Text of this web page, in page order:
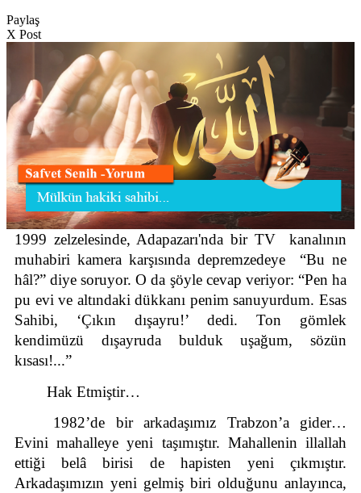
Paylaş
X Post
1999 zelzelesinde, Adapazarı'nda bir TV  kanalının
muhabiri kamera karşısında depremzedeye  “Bu ne
hâl?” diye soruyor. O da şöyle cevap veriyor: “Pen ha
pu evi ve altındaki dükkanı penim sanuyurdum. Esas
Sahibi, ‘Çıkın dışayru!’ dedi. Ton gömlek
kendimüzü dışayruda bulduk uşağum, sözün
kısası!...”
Hak Etmiştir…
1982’de bir arkadaşımız Trabzon’a gider…
Evini mahalleye yeni taşımıştır. Mahallenin illallah
ettiği belâ birisi de hapisten yeni çıkmıştır.
Arkadaşımızın yeni gelmiş biri olduğunu anlayınca,